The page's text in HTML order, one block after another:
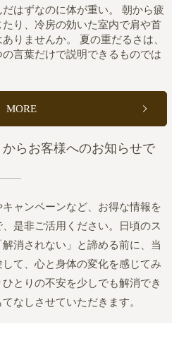
はずなのに体が重い。 朝から疲
り、冷房の効いた室内で肩や首
りませんか。 夏の重だるさは、
の言葉だけで説明できるものでは
MORE
からお客様へのお知らせで
ャンペーンなど、お得な情報を
是非ご活用ください。日頃のス
消されない」と諦める前に、当
て、心と身体の変化を感じてみ
とりの不安を少しでも解消でき
なしさせていただきます。